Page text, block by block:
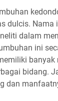
dulcis. Nama
dalam
ini
bidang.
dan